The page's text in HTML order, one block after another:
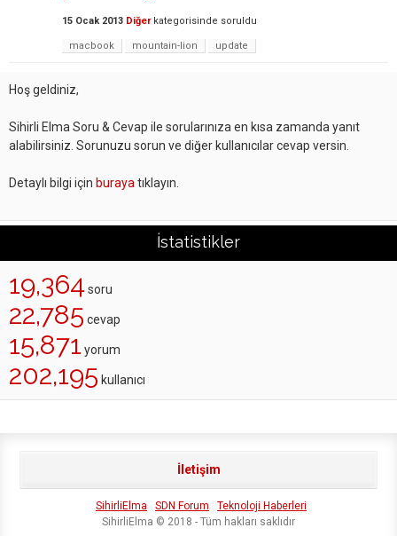
15 Ocak 2013 Diğerkategorisinde soruldu
macbook mountain-lion update
Hoş geldiniz,
Sihirli Elma Soru & Cevap ile sorularınıza en kısa zamanda yanıt
alabilirsiniz. Sorunuzu sorun ve diğer kullanıcılar cevap versin.
Detaylı bilgi için buraya tıklayın.
İstatistikler
19,364 soru
22,785 cevap
15,871 yorum
202,195 kullanıcı
İletişim
SihirliElma SDN Forum
Teknoloji Haberleri
SihirliElma © 2018 - Tüm hakları saklıdır